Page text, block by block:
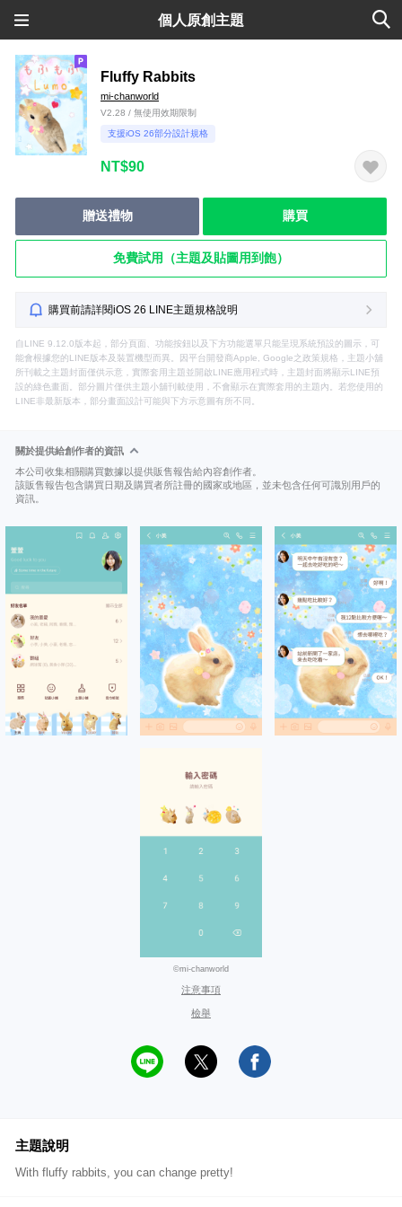
個人原創主題
Fluffy Rabbits
mi-chanworld
V2.28 / 無使用效期限制
支援iOS 26部分設計規格
NT$90
贈送禮物 購買
免費試用（主題及貼圖用到飽）
購買前請詳閱iOS 26 LINE主題規格說明
自LINE 9.12.0版本起，部分頁面、功能按鈕以及下方功能選單只能呈現系統預設的圖示，可
能會根據您的LINE版本及裝置機型而異。因平台開發商Apple, Google之政策規格，主題小舖
所刊載之主題封面僅供示意，實際套用主題並開啟LINE應用程式時，主題封面將顯示LINE預
設的綠色畫面。部分圖片僅供主題小舖刊載使用，不會顯示在實際套用的主題內。若您使用的
LINE非最新版本，部分畫面設計可能與下方示意圖有所不同。
關於提供給創作者的資訊
本公司收集相關購買數據以提供販售報告給內容創作者。
該販售報告包含購買日期及購買者所註冊的國家或地區，並未包含任何可識別用戶的
資訊。
©mi-chanworld
注意事項
檢舉
主題說明
With fluffy rabbits, you can change pretty!